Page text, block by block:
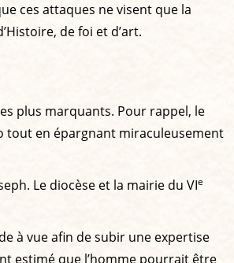
ces attaques ne visent que la
de foi et d’art.
plus marquants. Pour rappel, le
tout en épargnant miraculeusement
Le diocèse et la mairie du VIe
à vue afin de subir une expertise
estimé que l’homme pourrait être